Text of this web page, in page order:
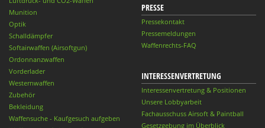
Munition
Optik
Schalldämpfer
Softairwaffen (Airsoftgun)
Ordonnanzwaffen
Vorderlader
Westernwaffen
Zubehör
Bekleidung
Waffensuche - Kaufgesuch aufgeben
PRESSE
Pressekontakt
Pressemeldungen
Waffenrechts-FAQ
INTERESSENVERTRETUNG
Interessenvertretung & Positionen
Unsere Lobbyarbeit
Fachausschuss Airsoft & Paintball
Gesetzgebung im Überblick